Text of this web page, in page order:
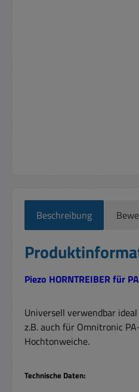
Beschreibung
Piezo HORNTREIBER für
Universell verwendbar
z.B. auch für Omnitronic
Hochtonweiche.
Technische Daten: